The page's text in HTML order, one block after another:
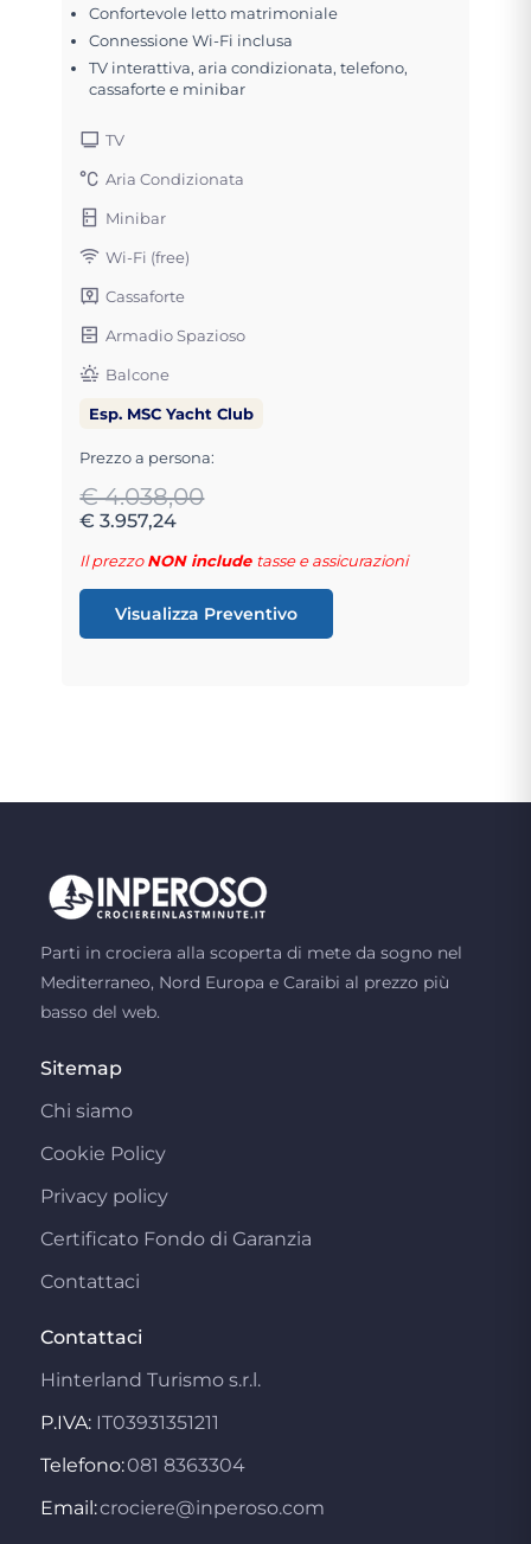
Confortevole letto matrimoniale
Connessione Wi-Fi inclusa
TV interattiva, aria condizionata, telefono,
cassaforte e minibar
TV
Aria Condizionata
Minibar
Wi-Fi (free)
Cassaforte
Armadio Spazioso
Balcone
Esp. MSC Yacht Club
Prezzo a persona:
€ 4.038,00
€ 3.957,24
Il prezzoNON include tasse e assicurazioni
Visualizza Preventivo
Parti in crociera alla scoperta di mete da sogno nel
Mediterraneo, Nord Europa e Caraibi al prezzo più
basso del web.
Sitemap
Chi siamo
Cookie Policy
Privacy policy
Certificato Fondo di Garanzia
Contattaci
Contattaci
Hinterland Turismo s.r.l.
P.IVA: IT03931351211
Telefono:081 8363304
Email:crociere@inperoso.com